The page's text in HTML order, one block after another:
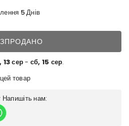
5 Днів
13 сер- сб, 15 сер.
товар
Напишіть нам: